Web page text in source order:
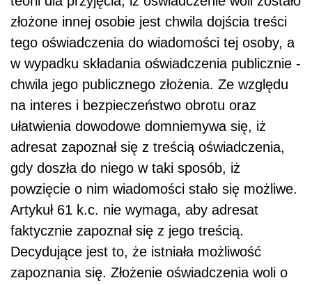
złożone innej osobie jest chwila dojścia treści
tego oświadczenia do wiadomości tej osoby, a
w wypadku składania oświadczenia publicznie -
chwila jego publicznego złożenia. Ze względu
na interes i bezpieczeństwo obrotu oraz
ułatwienia dowodowe domniemywa się, iż
adresat zapoznał się z treścią oświadczenia,
gdy doszła do niego w taki sposób, iż
powzięcie o nim wiadomości stało się możliwe.
Artykuł 61 k.c. nie wymaga, aby adresat
faktycznie zapoznał się z jego treścią.
Decydujące jest to, że istniała możliwość
zapoznania się. Złożenie oświadczenia woli o